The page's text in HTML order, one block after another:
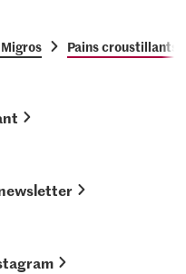
Pains croustillants